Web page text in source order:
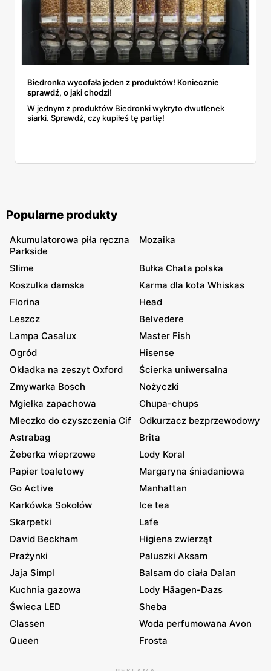
Biedronka wycofała jeden z produktów! Koniecznie
sprawdź, o jaki chodzi!
W jednym z produktów Biedronki wykryto dwutlenek
siarki. Sprawdź, czy kupiłeś tę partię!
Popularne produkty
Akumulatorowa piła ręczna
Parkside
Mozaika
Slime
Bułka Chata polska
Koszulka damska
Karma dla kota Whiskas
Florina
Head
Leszcz
Belvedere
Lampa Casalux
Master Fish
Ogród
Hisense
Okładka na zeszyt Oxford
Ścierka uniwersalna
Zmywarka Bosch
Nożyczki
Mgiełka zapachowa
Chupa-chups
Mleczko do czyszczenia Cif
Odkurzacz bezprzewodowy
Astrabag
Brita
Żeberka wieprzowe
Lody Koral
Papier toaletowy
Margaryna śniadaniowa
Go Active
Manhattan
Karkówka Sokołów
Ice tea
Skarpetki
Lafe
David Beckham
Higiena zwierząt
Prażynki
Paluszki Aksam
Jaja Simpl
Balsam do ciała Dalan
Kuchnia gazowa
Lody Häagen-Dazs
Świeca LED
Sheba
Classen
Woda perfumowana Avon
Queen
Frosta